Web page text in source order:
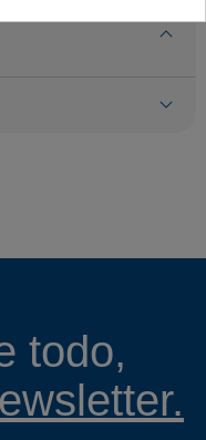
todo,